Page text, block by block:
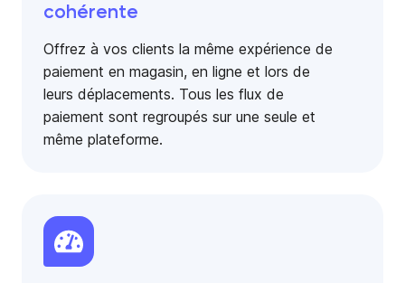
cohérente
Offrez à vos clients la même expérience de
paiement en magasin, en ligne et lors de
leurs déplacements. Tous les flux de
paiement sont regroupés sur une seule et
même plateforme.